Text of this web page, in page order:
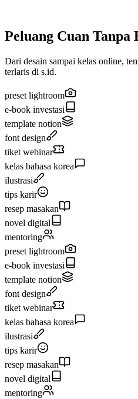
Peluang Cuan Tanpa
Dari desain sampai kelas online,
terlaris di s.id.
preset lightroom
e-book investasi
template notion
font design
tiket webinar
kelas bahasa korea
ilustrasi
tips karir
resep masakan
novel digital
mentoring
preset lightroom
e-book investasi
template notion
font design
tiket webinar
kelas bahasa korea
ilustrasi
tips karir
resep masakan
novel digital
mentoring